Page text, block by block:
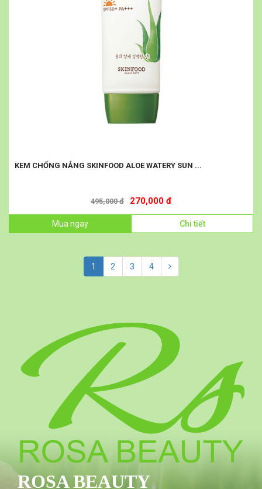
KEM CHỐNG NẮNG SKINFOOD ALOE WATERY SUN ...
495,000 đ 270,000 đ
Mua ngay Chi tiết
1 2 3 4
ROSA BEAUTY